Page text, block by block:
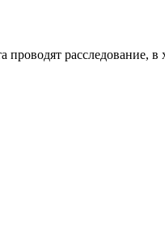
расследование,